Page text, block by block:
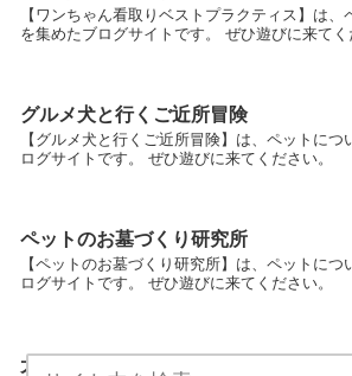
【ワンちゃん看取りベストプラクティス】は
を集めたブログサイトです。 ぜひ遊びに来てく
グルメ犬と行くご近所冒険
【グルメ犬と行くご近所冒険】は、ペットに
ログサイトです。 ぜひ遊びに来てください。
ペットのお墓づくり研究所
【ペットのお墓づくり研究所】は、ペットに
ログサイトです。 ぜひ遊びに来てください。
犬と暮らす幸せな日々